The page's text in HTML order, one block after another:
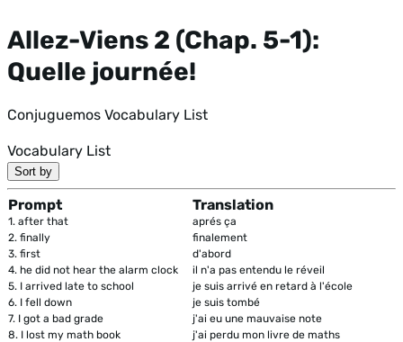
Allez-Viens 2 (Chap. 5-1):
Quelle journée!
Conjuguemos Vocabulary List
Vocabulary List
Sort by
Prompt Translation
1. after that
aprés ça
2. finally
finalement
3. first
d'abord
4. he did not hear the alarm clock
il n'a pas entendu le réveil
5. I arrived late to school
je suis arrivé en retard à l'école
6. I fell down
je suis tombé
7. I got a bad grade
j'ai eu une mauvaise note
8. I lost my math book
j'ai perdu mon livre de maths